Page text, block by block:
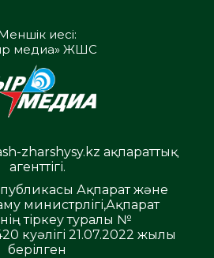
иесі:
медиа» ЖШС
zharshysy.kz ақпараттық
агенттігі.
Ақпарат және
министрлігі,Ақпарат
тіркеу туралы №
куәлігі 21.07.2022 жылы
берілген